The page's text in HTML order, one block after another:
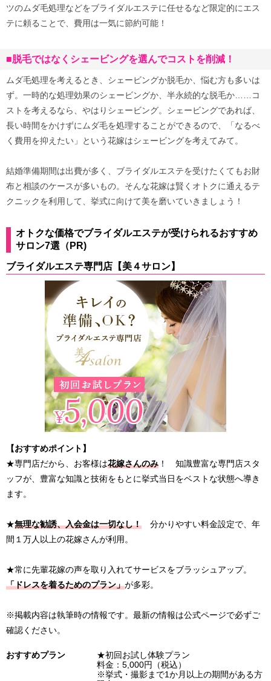
ツのムダ毛処理などをブライダルエステに任せるなど限定的にエス
テに頼ることで、費用は一気に節約可能！
■脱毛ではなくシェービングを選んでコストを削減！
ムダ毛処理を考えるとき、シェービングか脱毛か、悩む方も多いは
ず。一時的な処理効果のシェービングか、半永続的な脱毛か……コ
ストを考えるなら、やはりシェービング。シェービングであれば、
長い時間をかけずにムダ毛を処理することができるので、「なるべ
く費用を抑えたい」という花嫁はシェービングを考えてみて。
結婚準備期間は出費が多く、ブライダルエステを受けたくてもお財
布と相談のケースが多いもの。そんな花嫁は賢くオトクに通えるテ
クニックを利用して、挙式に向けて美を磨いていきましょう！
オトクな価格でブライダルエステが受けられるおすすめ
サロン7選（PR)
ブライダルエステ専門店【美４サロン】
【おすすめポイント】
★専門店だから、お客様は花嫁さんのみ ！ 知識豊富な専門店スタ
ッフが、豊富な知識と技術をもとに挙式当日をベストな状態へ導き
ます。
★無理な勧誘、入会金は一切なし！ 分かりやすい料金設定で、年
間１万人以上の花嫁さんが利用。
★常に先輩花嫁の声を取り入れてサービスをブラッシュアップ。
「ドレスを着るためのプラン」が多彩。
※掲載内容は執筆時の情報です。最新の情報は公式ページで必ずご
確認ください。
おすすめプラン
★初回お試し体験プラン
料金：5,000円（税込）
※挙式・撮影まで1か月以上の期間がある方